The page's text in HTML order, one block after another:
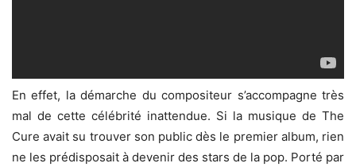
En effet, la démarche du compositeur s’accompagne très
mal de cette célébrité inattendue. Si la musique de The
Cure avait su trouver son public dès le premier album, rien
ne les prédisposait à devenir des stars de la pop. Porté par